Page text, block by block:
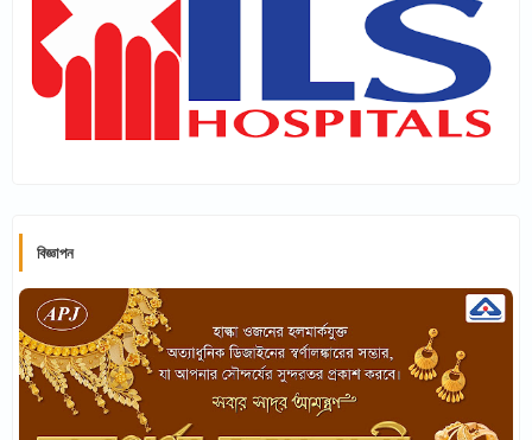
বিজ্ঞাপন